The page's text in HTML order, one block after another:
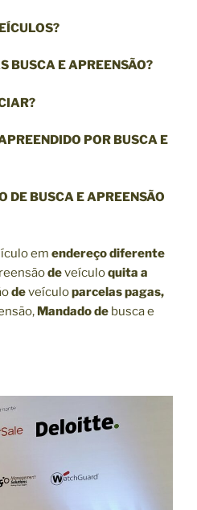
BUSCA E APREENSÃO?
POR BUSCA E
DE BUSCA E APREENSÃO
em endereço diferente
deveículoquita a
deveículoparcelas pagas,
Mandado de busca e